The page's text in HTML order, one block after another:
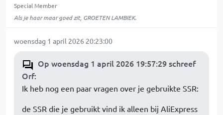
Special Member
Als je haar maar goed zit, GROETEN LAMBIEK.
woensdag 1 april 2026 20:23:00
Op woensdag 1 april 2026 19:57:29 schreef
Orf:
Ik heb nog een paar vragen over je gebruikte SSR:
de SSR die je gebruikt vind ik alleen bij AliExpress